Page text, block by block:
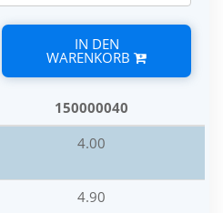
IN DEN
WARENKORB
150000040
4.00
4.90